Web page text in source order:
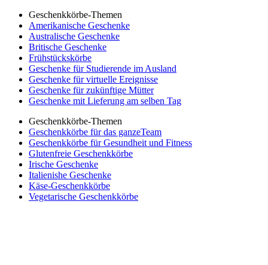
Geschenkkörbe-Themen
Amerikanische Geschenke
Australische Geschenke
Britische Geschenke
Frühstückskörbe
Geschenke für Studierende im Ausland
Geschenke für virtuelle Ereignisse
Geschenke für zukünftige Mütter
Geschenke mit Lieferung am selben Tag
Geschenkkörbe-Themen
Geschenkkörbe für das ganzeTeam
Geschenkkörbe für Gesundheit und Fitness
Glutenfreie Geschenkkörbe
Irische Geschenke
Italienishe Geschenke
Käse-Geschenkkörbe
Vegetarische Geschenkkörbe